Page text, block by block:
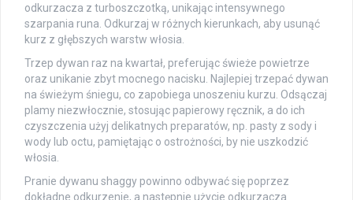
odkurzacza z turboszczotką, unikając intensywnego
szarpania runa. Odkurzaj w różnych kierunkach, aby usunąć
kurz z głębszych warstw włosia.
Trzep dywan raz na kwartał, preferując świeże powietrze
oraz unikanie zbyt mocnego nacisku. Najlepiej trzepać dywan
na świeżym śniegu, co zapobiega unoszeniu kurzu. Odsączaj
plamy niezwłocznie, stosując papierowy ręcznik, a do ich
czyszczenia użyj delikatnych preparatów, np. pasty z sody i
wody lub octu, pamiętając o ostrożności, by nie uszkodzić
włosia.
Pranie dywanu shaggy powinno odbywać się poprzez
dokładne odkurzenie, a następnie użycie odkurzacza